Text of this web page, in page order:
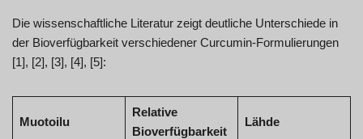
Die wissenschaftliche Literatur zeigt deutliche Unterschiede in
der Bioverfügbarkeit verschiedener Curcumin-Formulierungen
[1], [2], [3], [4], [5]:
Muotoilu
Relative
Bioverfügbarkeit
Lähde